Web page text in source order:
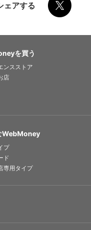
ェアする
を買う
ンスストア
店
WebMoney
プ
ド
専用タイプ